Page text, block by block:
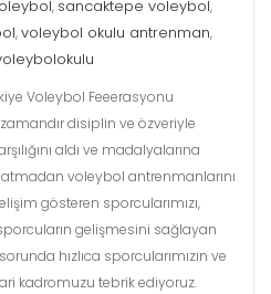
, sancaktepe voleybol,
,voleybol okulu antrenman,
Voleybol Feeerasyonu
disiplin ve özveriyle
aldı ve madalyalarına
voleybol antrenmanlarını
gösteren sporcularımızı,
gelişmesini sağlayan
hızlıca sporcularımızın ve
kadromuzu tebrik ediyoruz.